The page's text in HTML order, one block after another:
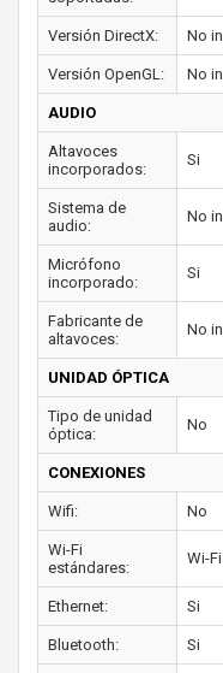
Versión DirectX: No
Versión OpenGL: No
AUDIO
Altavoces
incorporados:
Si
Sistema de
audio:
No
Micrófono
incorporado:
Si
Fabricante de
altavoces:
No
UNIDAD ÓPTICA
Tipo de unidad
óptica:
No
CONEXIONES
Wifi: No
Wi-Fi
estándares:
Wi-
Ethernet: Si
Bluetooth: Si